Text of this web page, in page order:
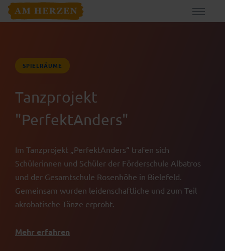
SPIELRÄUME
Tanzprojekt
"PerfektAnders"
Im Tanzprojekt „PerfektAnders“ trafen sich
Schülerinnen und Schüler der Förderschule Albatros
und der Gesamtschule Rosenhöhe in Bielefeld.
Gemeinsam wurden leidenschaftliche und zum Teil
akrobatische Tänze erprobt.
Mehr erfahren